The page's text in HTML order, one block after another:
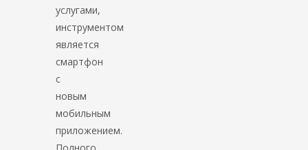
услугами,
инструментом
является
смартфон
с
новым
мобильным
приложением.